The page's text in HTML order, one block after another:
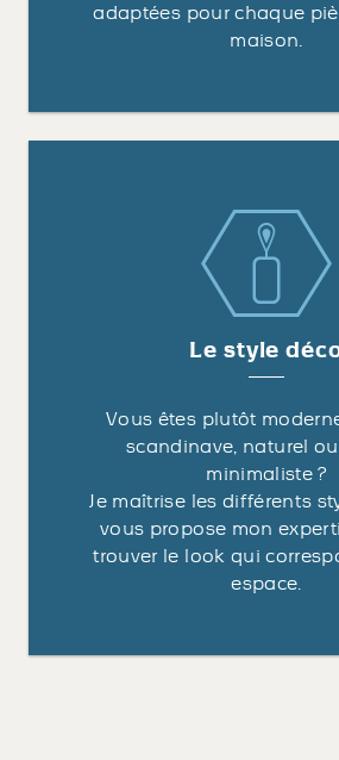
adaptées pour chaque
maison.
Le style
Vous êtes plutôt
scandinave, naturel
minimaliste ?
Je maîtrise les différents
vous propose mon
trouver le look qui
espace.